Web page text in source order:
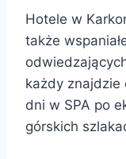
Hotele w
także
każdy znajdzie
dni w SPA po
górskich